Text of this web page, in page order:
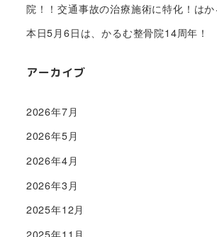
院！！交通事故の治療施術に特化！はか
本日5月6日は、かるむ整骨院14周年！
アーカイブ
2026年7月
2026年5月
2026年4月
2026年3月
2025年12月
2025年11月